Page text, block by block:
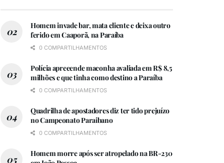
Homem invade bar, mata cliente e deixa outro
ferido em Caaporã, na Paraíba
0 COMPARTILHAMENTOS
Polícia apreeende maconha avaliada em R$ 8,5
milhões e que tinha como destino a Paraíba
0 COMPARTILHAMENTOS
Quadrilha de apostadores diz ter tido prejuízo
no Campeonato Paraibano
0 COMPARTILHAMENTOS
Homem morre após ser atropelado na BR-230